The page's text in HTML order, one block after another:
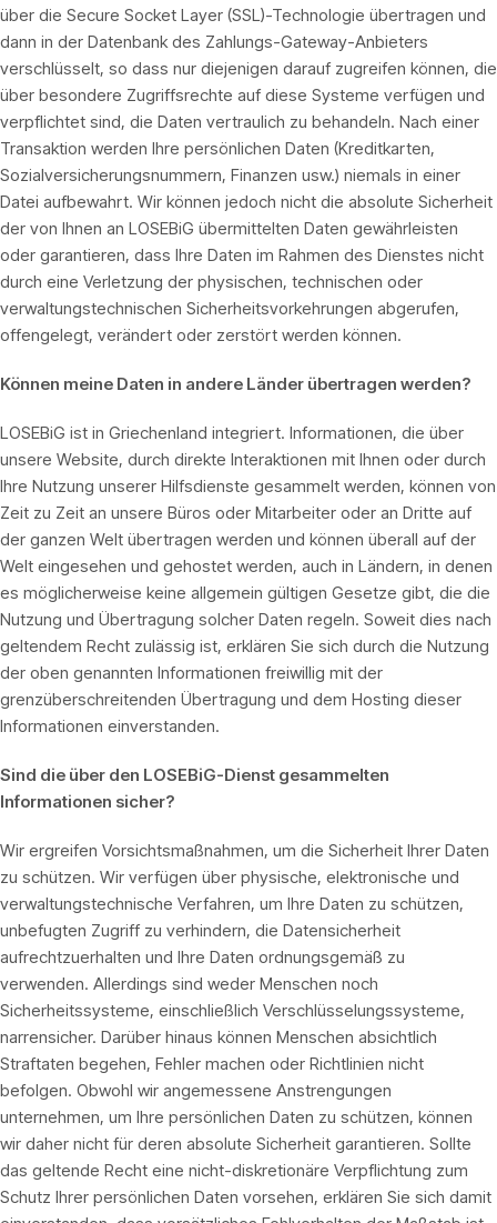
über die Secure Socket Layer (SSL)-Technologie übertragen und
dann in der Datenbank des Zahlungs-Gateway-Anbieters
verschlüsselt, so dass nur diejenigen darauf zugreifen können, die
über besondere Zugriffsrechte auf diese Systeme verfügen und
verpflichtet sind, die Daten vertraulich zu behandeln. Nach einer
Transaktion werden Ihre persönlichen Daten (Kreditkarten,
Sozialversicherungsnummern, Finanzen usw.) niemals in einer
Datei aufbewahrt. Wir können jedoch nicht die absolute Sicherheit
der von Ihnen an LOSEBiG übermittelten Daten gewährleisten
oder garantieren, dass Ihre Daten im Rahmen des Dienstes nicht
durch eine Verletzung der physischen, technischen oder
verwaltungstechnischen Sicherheitsvorkehrungen abgerufen,
offengelegt, verändert oder zerstört werden können.
Können meine Daten in andere Länder übertragen werden?
LOSEBiG ist in Griechenland integriert. Informationen, die über
unsere Website, durch direkte Interaktionen mit Ihnen oder durch
Ihre Nutzung unserer Hilfsdienste gesammelt werden, können von
Zeit zu Zeit an unsere Büros oder Mitarbeiter oder an Dritte auf
der ganzen Welt übertragen werden und können überall auf der
Welt eingesehen und gehostet werden, auch in Ländern, in denen
es möglicherweise keine allgemein gültigen Gesetze gibt, die die
Nutzung und Übertragung solcher Daten regeln. Soweit dies nach
geltendem Recht zulässig ist, erklären Sie sich durch die Nutzung
der oben genannten Informationen freiwillig mit der
grenzüberschreitenden Übertragung und dem Hosting dieser
Informationen einverstanden.
Sind die über den LOSEBiG-Dienst gesammelten
Informationen sicher?
Wir ergreifen Vorsichtsmaßnahmen, um die Sicherheit Ihrer Daten
zu schützen. Wir verfügen über physische, elektronische und
verwaltungstechnische Verfahren, um Ihre Daten zu schützen,
unbefugten Zugriff zu verhindern, die Datensicherheit
aufrechtzuerhalten und Ihre Daten ordnungsgemäß zu
verwenden. Allerdings sind weder Menschen noch
Sicherheitssysteme, einschließlich Verschlüsselungssysteme,
narrensicher. Darüber hinaus können Menschen absichtlich
Straftaten begehen, Fehler machen oder Richtlinien nicht
befolgen. Obwohl wir angemessene Anstrengungen
unternehmen, um Ihre persönlichen Daten zu schützen, können
wir daher nicht für deren absolute Sicherheit garantieren. Sollte
das geltende Recht eine nicht-diskretionäre Verpflichtung zum
Schutz Ihrer persönlichen Daten vorsehen, erklären Sie sich damit